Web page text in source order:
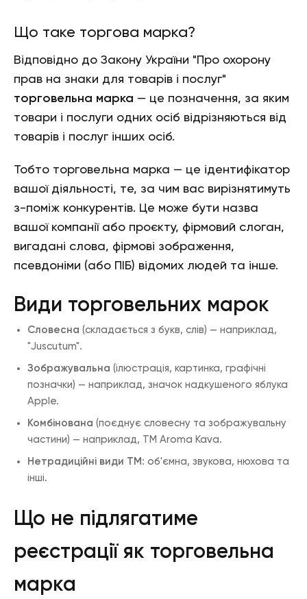
Що таке торгова марка?
Відповідно до Закону України "Про охорону
прав на знаки для товарів і послуг"
торговельна марка — це позначення, за яким
товари і послуги одних осіб відрізняються від
товарів і послуг інших осіб.
Тобто торговельна марка — це ідентифікатор
вашої діяльності, те, за чим вас вирізнятимуть
з-поміж конкурентів. Це може бути назва
вашої компанії або проєкту, фірмовий слоган,
вигадані слова, фірмові зображення,
псевдоніми (або ПІБ) відомих людей та інше.
Види торговельних марок
Словесна (складається з букв, слів) — наприклад,
"Juscutum".
Зображувальна (ілюстрація, картинка, графічні
позначки) — наприклад, значок надкушеного яблука
Apple.
Комбінована (поєднує словесну та зображувальну
частини) — наприклад, ТМ Aroma Kava.
Нетрадиційні види ТМ : об'ємна, звукова, нюхова та
інші.
Що не підлягатиме
реєстрації як торговельна
марка